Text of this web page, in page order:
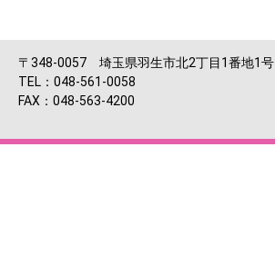
〒348-0057 埼玉県羽生市北2丁目1番地1号
TEL：048-561-0058
FAX：048-563-4200